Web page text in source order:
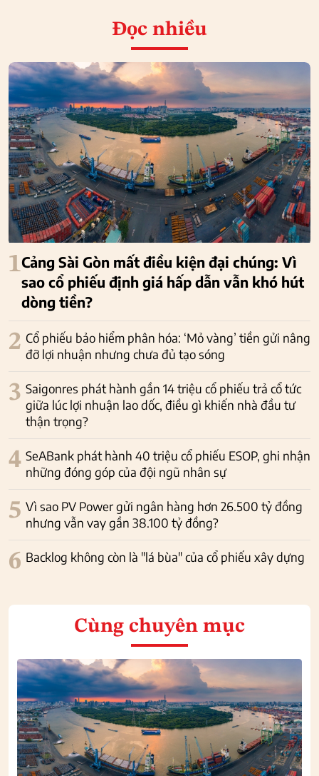
Đọc nhiều
1Cảng Sài Gòn mất điều kiện đại chúng: Vì
sao cổ phiếu định giá hấp dẫn vẫn khó hút
dòng tiền?
2 Cổ phiếu bảo hiểm phân hóa: ‘Mỏ vàng’ tiền gửi nâng
đỡ lợi nhuận nhưng chưa đủ tạo sóng
3 Saigonres phát hành gần 14 triệu cổ phiếu trả cổ tức
giữa lúc lợi nhuận lao dốc, điều gì khiến nhà đầu tư
thận trọng?
4 SeABank phát hành 40 triệu cổ phiếu ESOP, ghi nhận
những đóng góp của đội ngũ nhân sự
5 Vì sao PV Power gửi ngân hàng hơn 26.500 tỷ đồng
nhưng vẫn vay gần 38.100 tỷ đồng?
6 Backlog không còn là "lá bùa" của cổ phiếu xây dựng
Cùng chuyên mục